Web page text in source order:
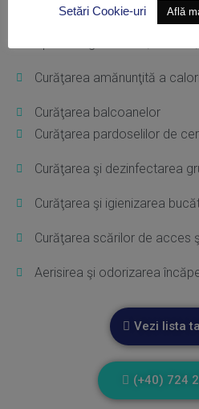
Curăţarea amănunţită a
Curăţarea amănunţită a
Curăţarea balcoanelor
Curăţarea pardoselilor de
Curăţarea şi dezinfectarea
Curăţarea şi igienizarea
Curăţarea scărilor de acces
Aerisirea şi odorizarea
Vezi lista
(+40) 724
Setări Cookie-uri
Află